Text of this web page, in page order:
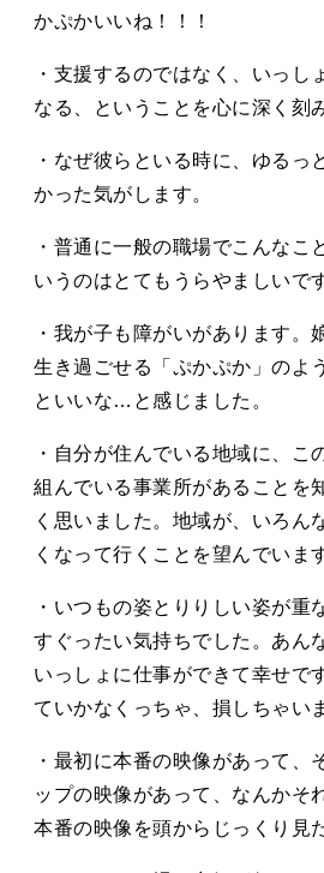
かぷかいいね！！！
・支援するのではなく、いっし
なる、ということを心に深く刻
・なぜ彼らといる時に、ゆるっ
かった気がします。
・普通に一般の職場でこんなこ
いうのはとてもうらやましいで
・我が子も障がいがあります。
生き過ごせる「ぷかぷか」のよ
といいな…と感じました。
・自分が住んでいる地域に、こ
組んでいる事業所があることを
く思いました。地域が、いろん
くなって行くことを望んでいま
・いつもの姿とりりしい姿が重
すぐったい気持ちでした。あん
いっしょに仕事ができて幸せで
ていかなくっちゃ、損しちゃい
・最初に本番の映像があって、
ップの映像があって、なんかそ
本番の映像を頭からじっくり見